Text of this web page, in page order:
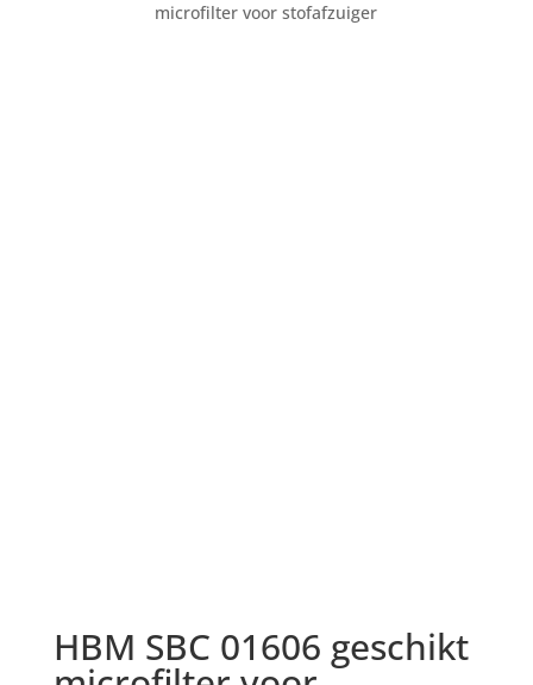
microfilter voor stofafzuiger
HBM SBC 01606 geschikt